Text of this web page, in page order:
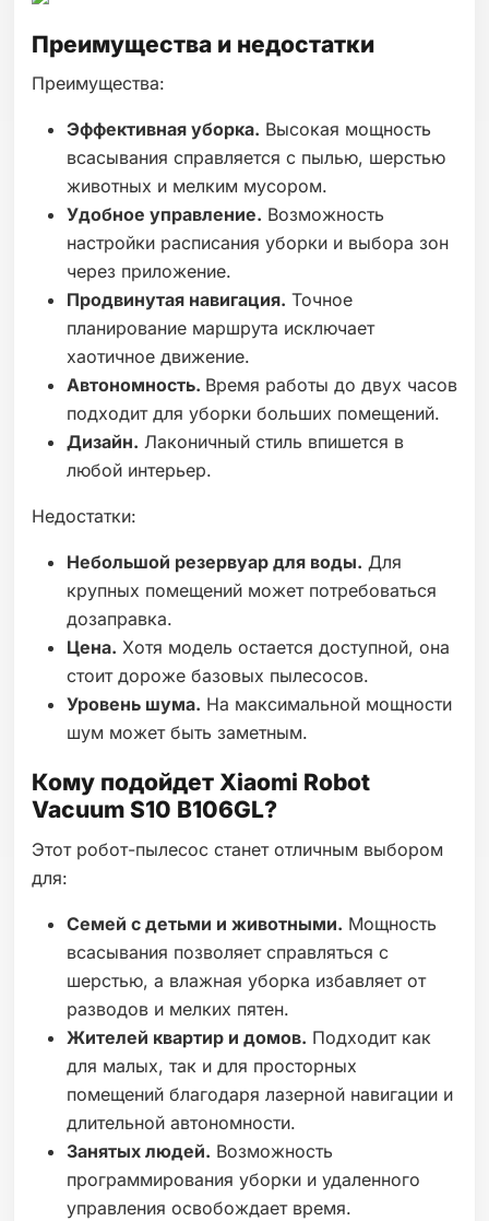
Преимущества и недостатки
Преимущества:
Эффективная уборка. Высокая мощность
всасывания справляется с пылью, шерстью
животных и мелким мусором.
Удобное управление. Возможность
настройки расписания уборки и выбора зон
через приложение.
Продвинутая навигация. Точное
планирование маршрута исключает
хаотичное движение.
Автономность. Время работы до двух часов
подходит для уборки больших помещений.
Дизайн. Лаконичный стиль впишется в
любой интерьер.
Недостатки:
Небольшой резервуар для воды. Для
крупных помещений может потребоваться
дозаправка.
Цена. Хотя модель остается доступной, она
стоит дороже базовых пылесосов.
Уровень шума. На максимальной мощности
шум может быть заметным.
Кому подойдет Xiaomi Robot
Vacuum S10 B106GL?
Этот робот-пылесос станет отличным выбором
для:
Семей с детьми и животными. Мощность
всасывания позволяет справляться с
шерстью, а влажная уборка избавляет от
разводов и мелких пятен.
Жителей квартир и домов. Подходит как
для малых, так и для просторных
помещений благодаря лазерной навигации и
длительной автономности.
Занятых людей. Возможность
программирования уборки и удаленного
управления освобождает время.